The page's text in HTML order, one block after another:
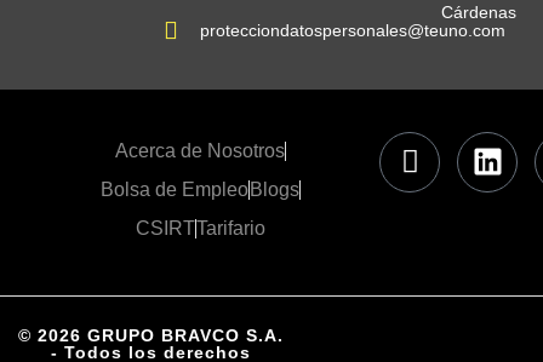
protecciondatospersonales@teuno.com
Cárdenas
Acerca de Nosotros
Bolsa de EmpleoBlogs
CSIRTTarifario
© 2026 GRUPO BRAVCO S.A.
- Todos los derechos